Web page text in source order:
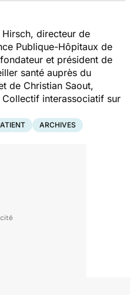
Hirsch, directeur de
Publique-Hôpitaux de
et président de
santé auprès du
de Christian Saout,
interassociatif sur
ARCHIVES